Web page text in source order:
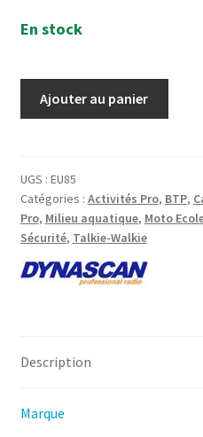
En stock
85
Talkie-
walkie
professionnel
à
Ajouter au panier
UGS : EU85
Catégories : Activités Pro, BTP,
Pro, Milieu aquatique, Moto
Sécurité, Talkie-Walkie
Description
Marque